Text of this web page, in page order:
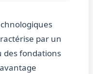
par un
fondations